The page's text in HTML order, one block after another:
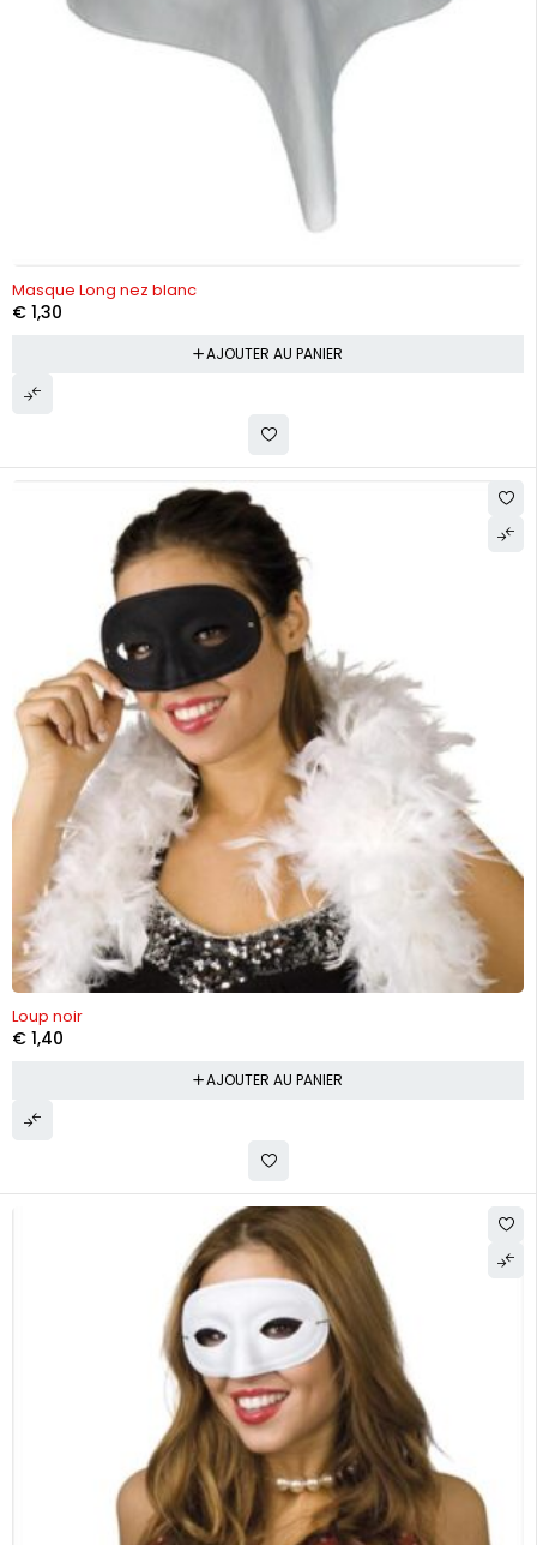
Masque Long nez blanc
€ 1,30
AJOUTER AU PANIER
Loup noir
€ 1,40
AJOUTER AU PANIER